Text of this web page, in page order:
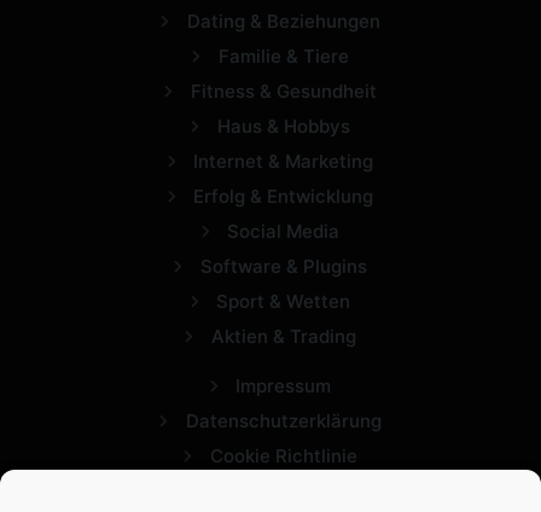
Dating & Beziehungen
Familie & Tiere
Fitness & Gesundheit
Haus & Hobbys
Internet & Marketing
Erfolg & Entwicklung
Social Media
Software & Plugins
Sport & Wetten
Aktien & Trading
Impressum
Datenschutzerklärung
Cookie Richtlinie